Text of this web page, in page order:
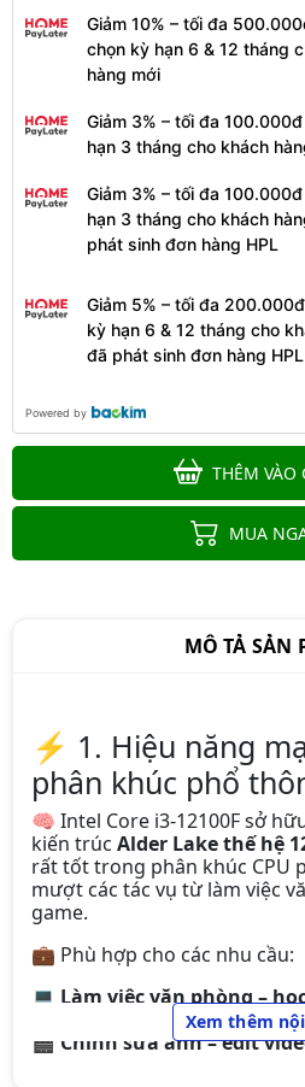
Giảm 10% – tối đa
chọn kỳ hạn 6 & 12 tháng
hàng mới
Giảm 3% – tối đa
hạn 3 tháng cho khách
Giảm 3% – tối đa
hạn 3 tháng cho khách
phát sinh đơn hàng HPL
Giảm 5% – tối đa
kỳ hạn 6 & 12 tháng cho
đã phát sinh đơn hàng HPL
Powered by
THÊM VÀO
MUA
MÔ TẢ SẢN
⚡ 1. Hiệu năng
phân khúc phổ
🧠 Intel Core i3-12100F sở
kiến trúc Alder Lake thế hệ
rất tốt trong phân khúc CPU
mượt các tác vụ từ làm việc
game.
💼 Phù hợp cho các nhu cầu:
💻 Làm việc văn phòng –
Lướt web nhiều tab –
🎬 Chỉnh sửa ảnh – edit
Xem thêm
CPU INTEL
Turbo Up
CPU Intel
4.6Ghz,
Cache,
1700/
4.090.000đ
CPU Intel
Cache,
6C12T,